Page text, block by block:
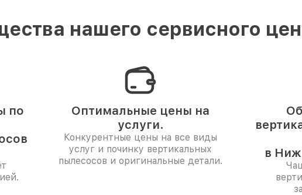
нашего сервисного
по
Оптимальные цены на
услуги.
Конкурентные цены на все виды
услуг и починку вертикальных
пылесосов и оригинальные детали.
в